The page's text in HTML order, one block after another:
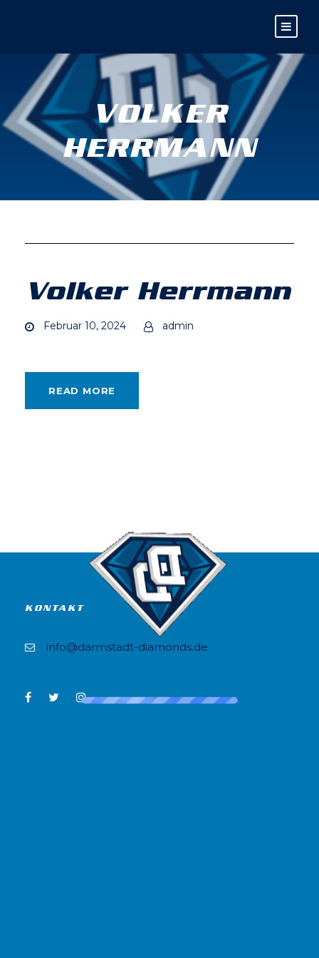
VOLKER
HERRMANN
Volker Herrmann
Februar 10, 2024 admin
READ MORE
KONTAKT
info@darmstadt-diamonds.de